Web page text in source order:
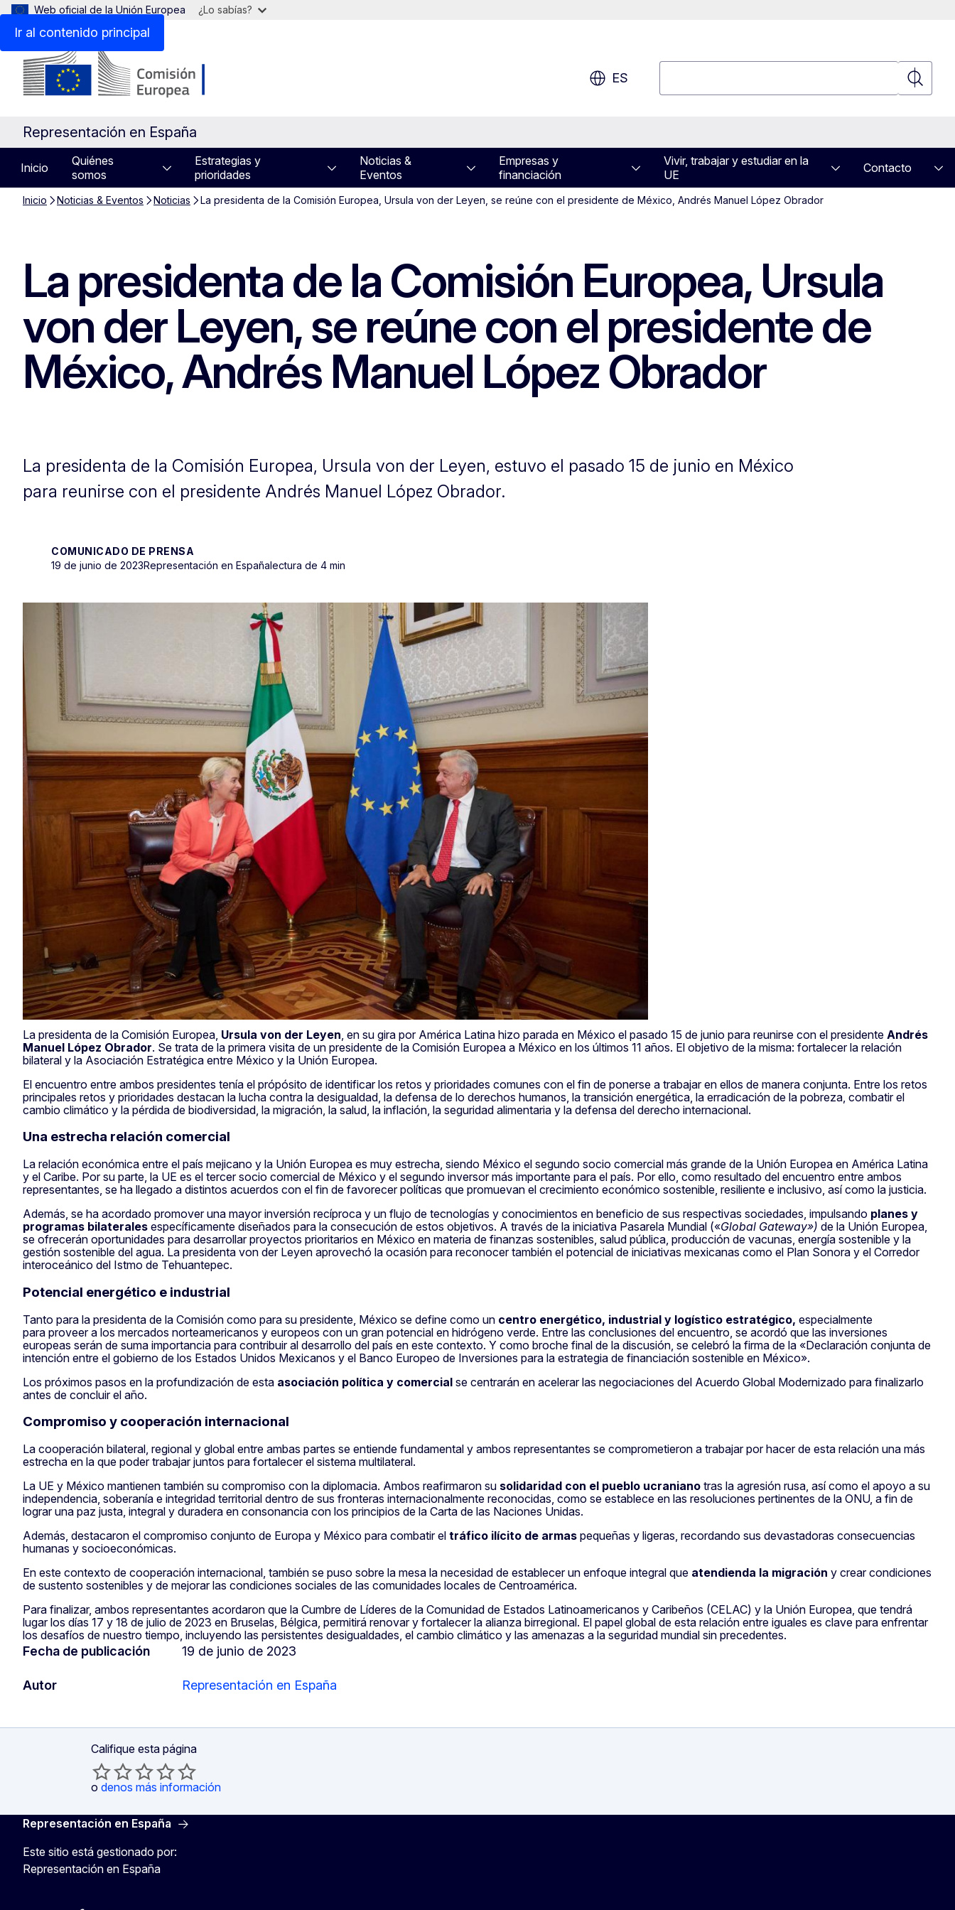
Ir al contenido principal
Web oficial de la Unión Europea ¿Lo sabías?
ES
Representación en España
Inicio
Quiénes
somos
Estrategias y
prioridades
Noticias &
Eventos
Empresas y
financiación
Vivir, trabajar y estudiar en la
UE
Contacto
Inicio Noticias & Eventos Noticias La presidenta de la Comisión Europea, Ursula von der Leyen, se reúne con el presidente de México, Andrés Manuel López Obrador
La presidenta de la Comisión Europea, Ursula
von der Leyen, se reúne con el presidente de
México, Andrés Manuel López Obrador
La presidenta de la Comisión Europea, Ursula von der Leyen, estuvo el pasado 15 de junio en México
para reunirse con el presidente Andrés Manuel López Obrador.
COMUNICADO DE PRENSA
19 de junio de 2023Representación en Españalectura de 4 min
La presidenta de la Comisión Europea, Ursula von der Leyen , en su gira por América Latina hizo parada en México el pasado 15 de junio para reunirse con el presidente Andrés
Manuel López Obrador. Se trata de la primera visita de un presidente de la Comisión Europea a México en los últimos 11 años. El objetivo de la misma: fortalecer la relación
bilateral y la Asociación Estratégica entre México y la Unión Europea.
El encuentro entre ambos presidentes tenía el própósito de identificar los retos y prioridades comunes con el fin de ponerse a trabajar en ellos de manera conjunta. Entre los retos
principales retos y prioridades destacan la lucha contra la desigualdad, la defensa de lo derechos humanos, la transición energética, la erradicación de la pobreza, combatir el
cambio climático y la pérdida de biodiversidad, la migración, la salud, la inflación, la seguridad alimentaria y la defensa del derecho internacional.
Una estrecha relación comercial
La relación económica entre el país mejicano y la Unión Europea es muy estrecha, siendo México el segundo socio comercial más grande de la Unión Europea en América Latina
y el Caribe. Por su parte, la UE es el tercer socio comercial de México y el segundo inversor más importante para el país. Por ello, como resultado del encuentro entre ambos
representantes, se ha llegado a distintos acuerdos con el fin de favorecer políticas que promuevan el crecimiento económico sostenible, resiliente e inclusivo, así como la justicia.
Además, se ha acordado promover una mayor inversión recíproca y un flujo de tecnologías y conocimientos en beneficio de sus respectivas sociedades, impulsando planes y
programas bilaterales específicamente diseñados para la consecución de estos objetivos. A través de la iniciativa Pasarela Mundial («Global Gateway») de la Unión Europea,
se ofrecerán oportunidades para desarrollar proyectos prioritarios en México en materia de finanzas sostenibles, salud pública, producción de vacunas, energía sostenible y la
gestión sostenible del agua. La presidenta von der Leyen aprovechó la ocasión para reconocer también el potencial de iniciativas mexicanas como el Plan Sonora y el Corredor
interoceánico del Istmo de Tehuantepec.
Potencial energético e industrial
Tanto para la presidenta de la Comisión como para su presidente, México se define como un centro energético, industrial y logístico estratégico, especialmente
para proveer a los mercados norteamericanos y europeos con un gran potencial en hidrógeno verde. Entre las conclusiones del encuentro, se acordó que las inversiones
europeas serán de suma importancia para contribuir al desarrollo del país en este contexto. Y como broche final de la discusión, se celebró la firma de la «Declaración conjunta de
intención entre el gobierno de los Estados Unidos Mexicanos y el Banco Europeo de Inversiones para la estrategia de financiación sostenible en México».
Los próximos pasos en la profundización de esta asociación política y comercial se centrarán en acelerar las negociaciones del Acuerdo Global Modernizado para finalizarlo
antes de concluir el año.
Compromiso y cooperación internacional
La cooperación bilateral, regional y global entre ambas partes se entiende fundamental y ambos representantes se comprometieron a trabajar por hacer de esta relación una más
estrecha en la que poder trabajar juntos para fortalecer el sistema multilateral.
La UE y México mantienen también su compromiso con la diplomacia. Ambos reafirmaron su solidaridad con el pueblo ucraniano tras la agresión rusa, así como el apoyo a su
independencia, soberanía e integridad territorial dentro de sus fronteras internacionalmente reconocidas, como se establece en las resoluciones pertinentes de la ONU, a fin de
lograr una paz justa, integral y duradera en consonancia con los principios de la Carta de las Naciones Unidas.
Además, destacaron el compromiso conjunto de Europa y México para combatir el tráfico ilícito de armas pequeñas y ligeras, recordando sus devastadoras consecuencias
humanas y socioeconómicas.
En este contexto de cooperación internacional, también se puso sobre la mesa la necesidad de establecer un enfoque integral que atendienda la migración y crear condiciones
de sustento sostenibles y de mejorar las condiciones sociales de las comunidades locales de Centroamérica.
Para finalizar, ambos representantes acordaron que la Cumbre de Líderes de la Comunidad de Estados Latinoamericanos y Caribeños (CELAC) y la Unión Europea, que tendrá
lugar los días 17 y 18 de julio de 2023 en Bruselas, Bélgica, permitirá renovar y fortalecer la alianza birregional. El papel global de esta relación entre iguales es clave para enfrentar
los desafíos de nuestro tiempo, incluyendo las persistentes desigualdades, el cambio climático y las amenazas a la seguridad mundial sin precedentes.
Fecha de publicación 19 de junio de 2023
Autor Representación en España
Califique esta página
o denos más información
Representación en España
Este sitio está gestionado por:
Representación en España